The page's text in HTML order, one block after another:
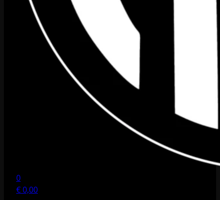
0
€0,00